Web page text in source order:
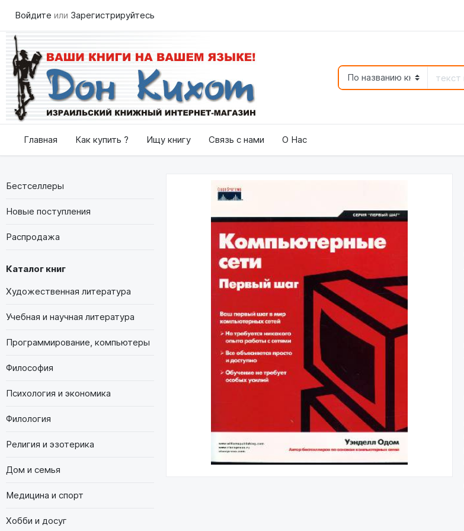
Войдите или Зарегистрируйтесь
Главная Как купить ? Ищу книгу Связь с нами О Нас
Бестселлеры
Новые поступления
Распродажа
Каталог книг
Художественная литература
Учебная и научная литература
Программирование, компьютеры
Философия
Психология и экономика
Филология
Религия и эзотерика
Дом и семья
Медицина и спорт
Хобби и досуг